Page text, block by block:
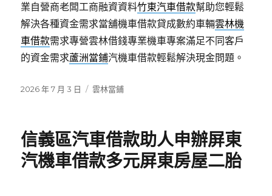
業自營商老闆工商融資資料竹東汽車借款幫助您輕鬆
解決各種資金需求當舖機車借款貸成數約車輛雲林機
車借款需求專營雲林借錢專業機車專案滿足不同客戶
的資金需求蘆洲當鋪汽機車借款輕鬆解決現金問題。
發
2026 年 7 月 3 日
分
雲林當鋪
信義區汽車借款助人申辦屏東
汽機車借款多元屏東房屋二胎